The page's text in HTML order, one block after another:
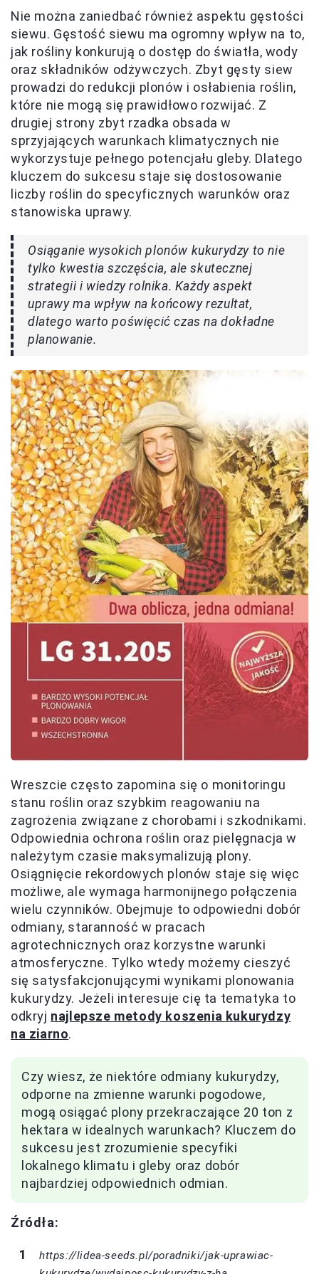
Nie można zaniedbać również aspektu gęstości
siewu. Gęstość siewu ma ogromny wpływ na to,
jak rośliny konkurują o dostęp do światła, wody
oraz składników odżywczych. Zbyt gęsty siew
prowadzi do redukcji plonów i osłabienia roślin,
które nie mogą się prawidłowo rozwijać. Z
drugiej strony zbyt rzadka obsada w
sprzyjających warunkach klimatycznych nie
wykorzystuje pełnego potencjału gleby. Dlatego
kluczem do sukcesu staje się dostosowanie
liczby roślin do specyficznych warunków oraz
stanowiska uprawy.
Osiąganie wysokich plonów kukurydzy to nie
tylko kwestia szczęścia, ale skutecznej
strategii i wiedzy rolnika. Każdy aspekt
uprawy ma wpływ na końcowy rezultat,
dlatego warto poświęcić czas na dokładne
planowanie.
Wreszcie często zapomina się o monitoringu
stanu roślin oraz szybkim reagowaniu na
zagrożenia związane z chorobami i szkodnikami.
Odpowiednia ochrona roślin oraz pielęgnacja w
należytym czasie maksymalizują plony.
Osiągnięcie rekordowych plonów staje się więc
możliwe, ale wymaga harmonijnego połączenia
wielu czynników. Obejmuje to odpowiedni dobór
odmiany, staranność w pracach
agrotechnicznych oraz korzystne warunki
atmosferyczne. Tylko wtedy możemy cieszyć
się satysfakcjonującymi wynikami plonowania
kukurydzy. Jeżeli interesuje cię ta tematyka to
odkryj najlepsze metody koszenia kukurydzy
na ziarno.
Czy wiesz, że niektóre odmiany kukurydzy,
odporne na zmienne warunki pogodowe,
mogą osiągać plony przekraczające 20 ton z
hektara w idealnych warunkach? Kluczem do
sukcesu jest zrozumienie specyfiki
lokalnego klimatu i gleby oraz dobór
najbardziej odpowiednich odmian.
Źródła:
https://lidea-seeds.pl/poradniki/jak-uprawiac-